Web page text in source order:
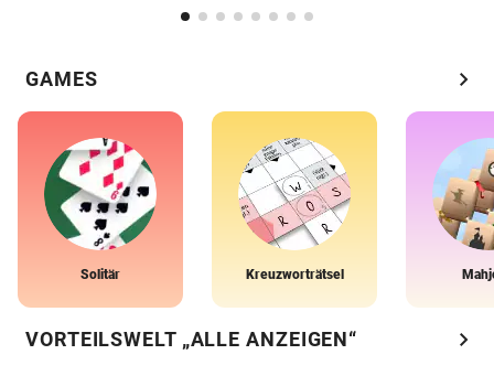
GAMES chevron_right
Solitär Kreuzworträtsel
VORTEILSWELT „ALLE ANZEIGEN“ chevron_right